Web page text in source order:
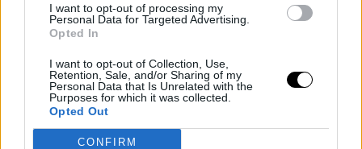
I want to opt-out of processing my
Personal Data for Targeted Advertising.
Opted In
I want to opt-out of Collection, Use,
Retention, Sale, and/or Sharing of my
Personal Data that Is Unrelated with the
Purposes for which it was collected.
Opted Out
CONFIRM
equipo fueronAntoine Walker, Spudd Webb, Rafer
Alston y Patty Mills.